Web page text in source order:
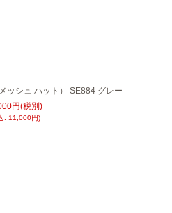
ッシュ ハット） SE884 グレー
円(税別)
: 11,000円)